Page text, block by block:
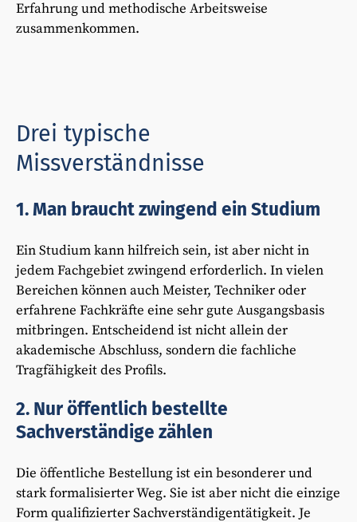
Erfahrung und methodische Arbeitsweise
zusammenkommen.
Drei typische
Missverständnisse
1. Man braucht zwingend ein Studium
Ein Studium kann hilfreich sein, ist aber nicht in
jedem Fachgebiet zwingend erforderlich. In vielen
Bereichen können auch Meister, Techniker oder
erfahrene Fachkräfte eine sehr gute Ausgangsbasis
mitbringen. Entscheidend ist nicht allein der
akademische Abschluss, sondern die fachliche
Tragfähigkeit des Profils.
2. Nur öffentlich bestellte
Sachverständige zählen
Die öffentliche Bestellung ist ein besonderer und
stark formalisierter Weg. Sie ist aber nicht die einzige
Form qualifizierter Sachverständigentätigkeit. Je